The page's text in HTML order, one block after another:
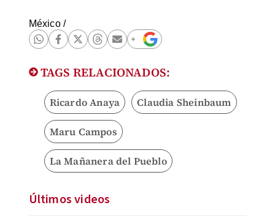
México/
TAGS RELACIONADOS:
Ricardo Anaya Claudia Sheinbaum
Maru Campos
La Mañanera del Pueblo
Últimos videos